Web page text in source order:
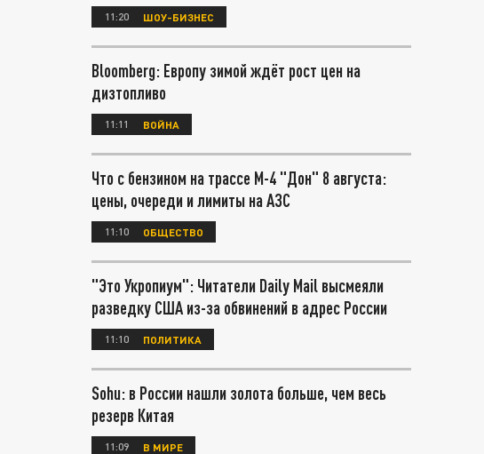
11:20 ШОУ-БИЗНЕС
Bloomberg: Европу зимой ждёт рост цен на
дизтопливо
11:11 ВОЙНА
Что с бензином на трассе М-4 "Дон" 8 августа:
цены, очереди и лимиты на АЗС
11:10 ОБЩЕСТВО
"Это Укропиум": Читатели Daily Mail высмеяли
разведку США из-за обвинений в адрес России
11:10 ПОЛИТИКА
Sohu: в России нашли золота больше, чем весь
резерв Китая
11:09 В МИРЕ